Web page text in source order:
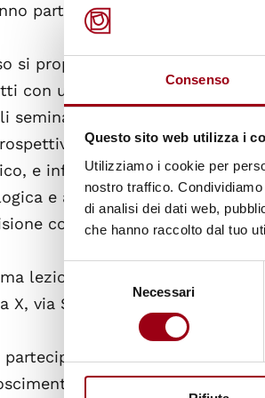
Consenso
Questo sito web utilizza i
Utilizziamo i cookie per
nostro traffico.
di analisi dei dati web,
che hanno raccolto dal tuo
consenso
Necessari
parte 75 Atenei non
si propone di esplorare temi
con una prospettiva di genere,
seminariali, verranno
storico/letteraria, il
e infine la pianificazione
e antropologica. Il corso
completa delle dinamiche
lezione del corso avrà luogo
X, via Scienze 41/b, Ferrara.
partecipazione non sono
dei cfu. Per